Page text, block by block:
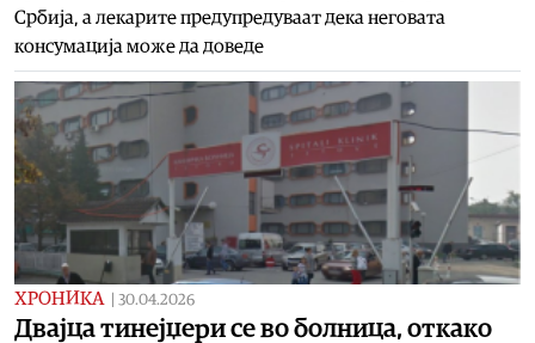
Србија, а лекарите предупредуваат дека неговата
консумација може да доведе
ХРОНИКА 30.04.2026
Двајца тинејџери се во болница, откако